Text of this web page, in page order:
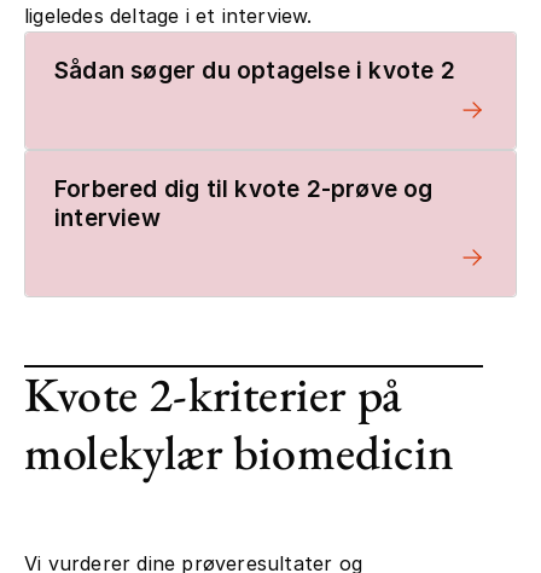
ligeledes deltage i et interview.
Sådan søger du optagelse i kvote 2
Forbered dig til kvote 2-prøve og
interview
Kvote 2-kriterier på
molekylær biomedicin
Vi vurderer dine prøveresultater og